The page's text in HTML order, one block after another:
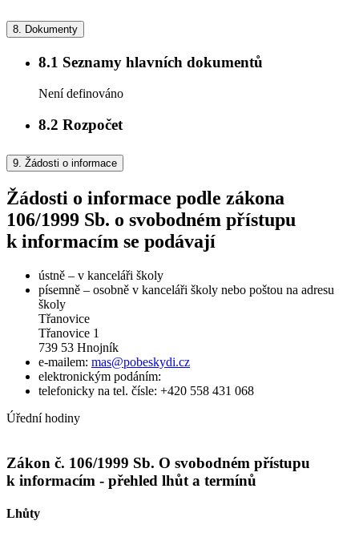
8. Dokumenty
8.1 Seznamy hlavních dokumentů
Není definováno
8.2 Rozpočet
9. Žádosti o informace
Žádosti o informace podle zákona
106/1999 Sb. o svobodném přístupu
k informacím se podávají
ústně – v kanceláři školy
písemně – osobně v kanceláři školy nebo poštou na adresu
školy
Třanovice
Třanovice 1
739 53 Hnojník
e-mailem: mas@pobeskydi.cz
elektronickým podáním:
telefonicky na tel. čísle: +420 558 431 068
Úřední hodiny
Zákon č. 106/1999 Sb. O svobodném přístupu
k informacím - přehled lhůt a termínů
Lhůty